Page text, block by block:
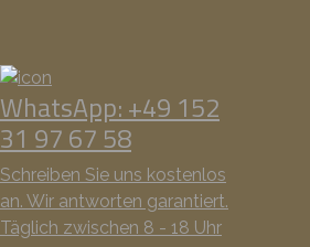
WhatsApp: +49 152
31 97 67 58
Schreiben Sie uns kostenlos
an. Wir antworten garantiert.
Täglich zwischen 8 - 18 Uhr